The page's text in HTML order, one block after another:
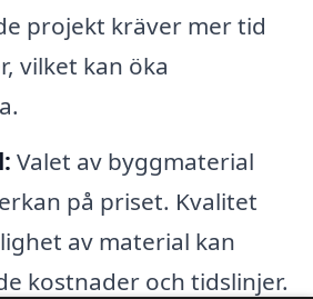
projekt kräver mer tid
vilket kan öka
Valet av byggmaterial
på priset. Kvalitet
av material kan
kostnader och tidslinjer.